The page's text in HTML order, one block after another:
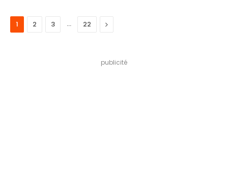
1 2 3 … 22 Next
publicité